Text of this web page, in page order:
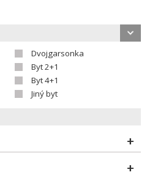
Dvojgarsonka
Byt 2+1
Byt 4+1
Jiný byt